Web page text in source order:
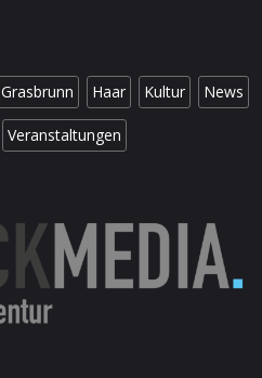
Grasbrunn Haar Kultur News
Veranstaltungen